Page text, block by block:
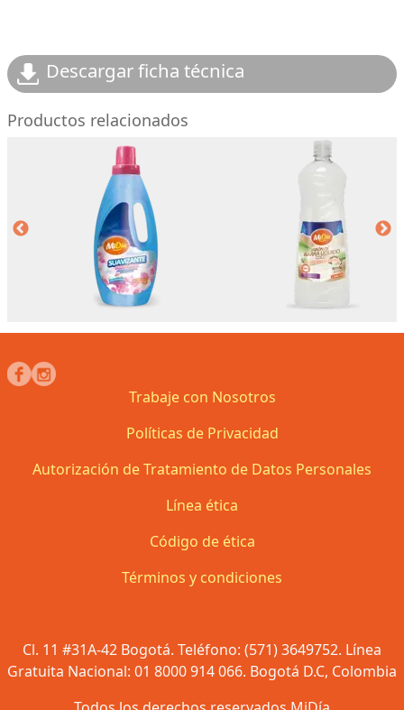
Descargar ficha técnica
Productos relacionados
Trabaje con Nosotros
Políticas de Privacidad
Autorización de Tratamiento de Datos Personales
Línea ética
Código de ética
Términos y condiciones
Cl. 11 #31A-42 Bogotá. Teléfono: (571) 3649752. Línea
Gratuita Nacional: 01 8000 914 066. Bogotá D.C, Colombia